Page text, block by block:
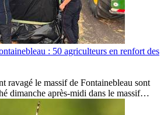
: 50 agriculteurs en renfort des
ravagé le massif de Fontainebleau sont
dimanche après-midi dans le massif…